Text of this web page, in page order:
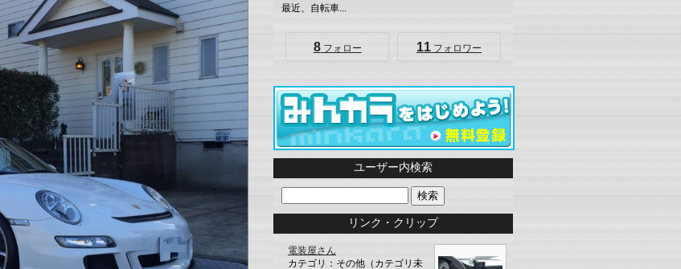
最近、自転車...
8フォロー 11 フォロワー
ユーザー内検索
リンク・クリップ
電装屋さん
カテゴリ：その他（カテゴリ未